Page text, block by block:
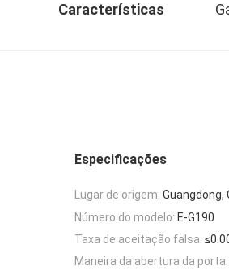
Características
Especificações
Lugar de origem: Guangdong,
Número do modelo: E-G190
Taxa de aceitação falsa:
Maneira da abertura da porta: